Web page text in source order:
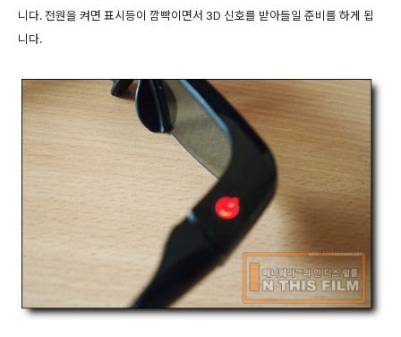
니다. 전원을 켜면 표시등이 깜빡이면서 3D 신호를 받아들일 준비를 하게 됩
니다.